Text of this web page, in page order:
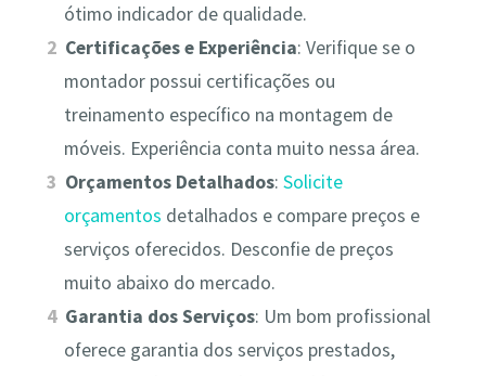
ótimo indicador de qualidade.
Certificações e Experiência: Verifique se o
montador possui certificações ou
treinamento específico na montagem de
móveis. Experiência conta muito nessa área.
Orçamentos Detalhados:Solicite
orçamentos detalhados e compare preços e
serviços oferecidos. Desconfie de preços
muito abaixo do mercado.
Garantia dos Serviços: Um bom profissional
oferece garantia dos serviços prestados,